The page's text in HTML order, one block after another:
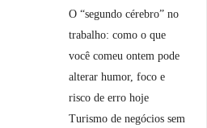
O “segundo cérebro” no
trabalho: como o que
você comeu ontem pode
alterar humor, foco e
risco de erro hoje
Turismo de negócios sem